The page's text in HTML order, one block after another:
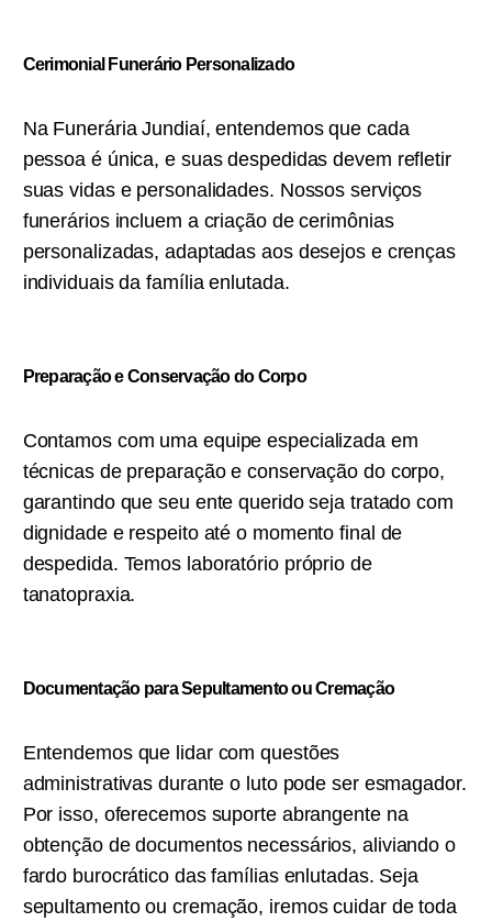
Cerimonial Funerário Personalizado
Na Funerária Jundiaí, entendemos que cada
pessoa é única, e suas despedidas devem refletir
suas vidas e personalidades. Nossos serviços
funerários incluem a criação de cerimônias
personalizadas, adaptadas aos desejos e crenças
individuais da família enlutada.
Preparação e Conservação do Corpo
Contamos com uma equipe especializada em
técnicas de preparação e conservação do corpo,
garantindo que seu ente querido seja tratado com
dignidade e respeito até o momento final de
despedida. Temos laboratório próprio de
tanatopraxia.
Documentação para Sepultamento ou Cremação
Entendemos que lidar com questões
administrativas durante o luto pode ser esmagador.
Por isso, oferecemos suporte abrangente na
obtenção de documentos necessários, aliviando o
fardo burocrático das famílias enlutadas. Seja
sepultamento ou cremação, iremos cuidar de toda